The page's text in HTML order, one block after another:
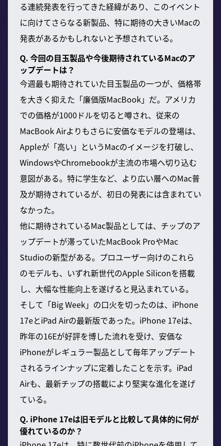
る連続発表を行ってきた経緯があり、このイベント
に向けてさらなる新製品、特に期待の大きいMacの
発表があるかもしれないと予想されている。
Q. 今回の目玉製品や今後期待されているMacのア
ップデートは？
今週最も期待されていた目玉製品の一つが、価格帯
を大きく抑えた「廉価版MacBook」だ。アメリカ
での価格が1000ドルを切ると噂され、従来の
MacBook Airよりもさらに安価なモデルの登場は、
Appleが「高い」というMacのイメージを打破し、
WindowsやChromebookが主流の市場へ切り込む
意図がある。特に学生など、より広い層へのMac普
及が期待されているが、初日の発表には含まれてい
なかった。
他に期待されているMac製品としては、チップのア
ップデートが滞っていたMacBook ProやMac
Studioの新型がある。プロユーザー向けのこれら
のモデルも、いずれ新世代のApple Siliconを搭載
し、大幅な性能向上を遂げると見込まれている。
そして「Big Week」の口火を切ったのは、iPhone
17eとiPad Airの最新版であった。iPhone 17eは、
昨年の16Eが好評を博した流れを受け、安価な
iPhoneがレギュラー製品として毎年アップデート
されるラインナップに定着したことを示す。iPad
Airも、最新チップの搭載により堅実な進化を遂げ
ている。
Q. iPhone 17eは旧モデルと比較して具体的に何が
優れているのか？